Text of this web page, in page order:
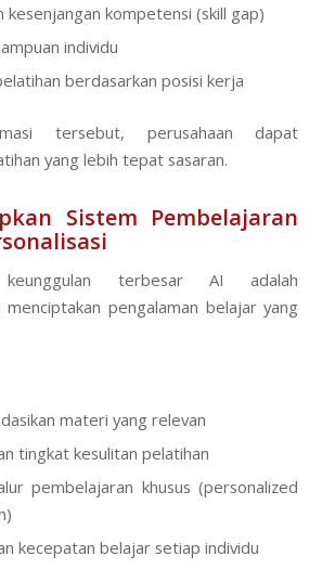
kesenjangan kompetensi (skill gap)
individu
berdasarkan posisi kerja
tersebut, perusahaan dapat
yang lebih tepat sasaran.
Sistem Pembelajaran
terbesar AI adalah
menciptakan pengalaman belajar yang
materi yang relevan
tingkat kesulitan pelatihan
pembelajaran khusus (personalized
)
kecepatan belajar setiap individu